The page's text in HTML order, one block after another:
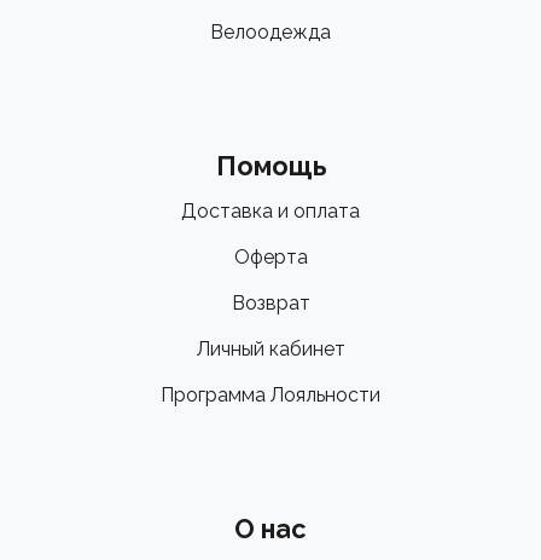
Велоодежда
Помощь
Доставка и оплата
Оферта
Возврат
Личный кабинет
Программа Лояльности
О нас